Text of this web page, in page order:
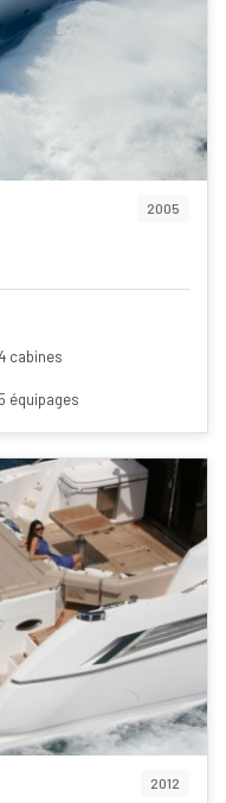
2005
4 cabines
5 équipages
2012